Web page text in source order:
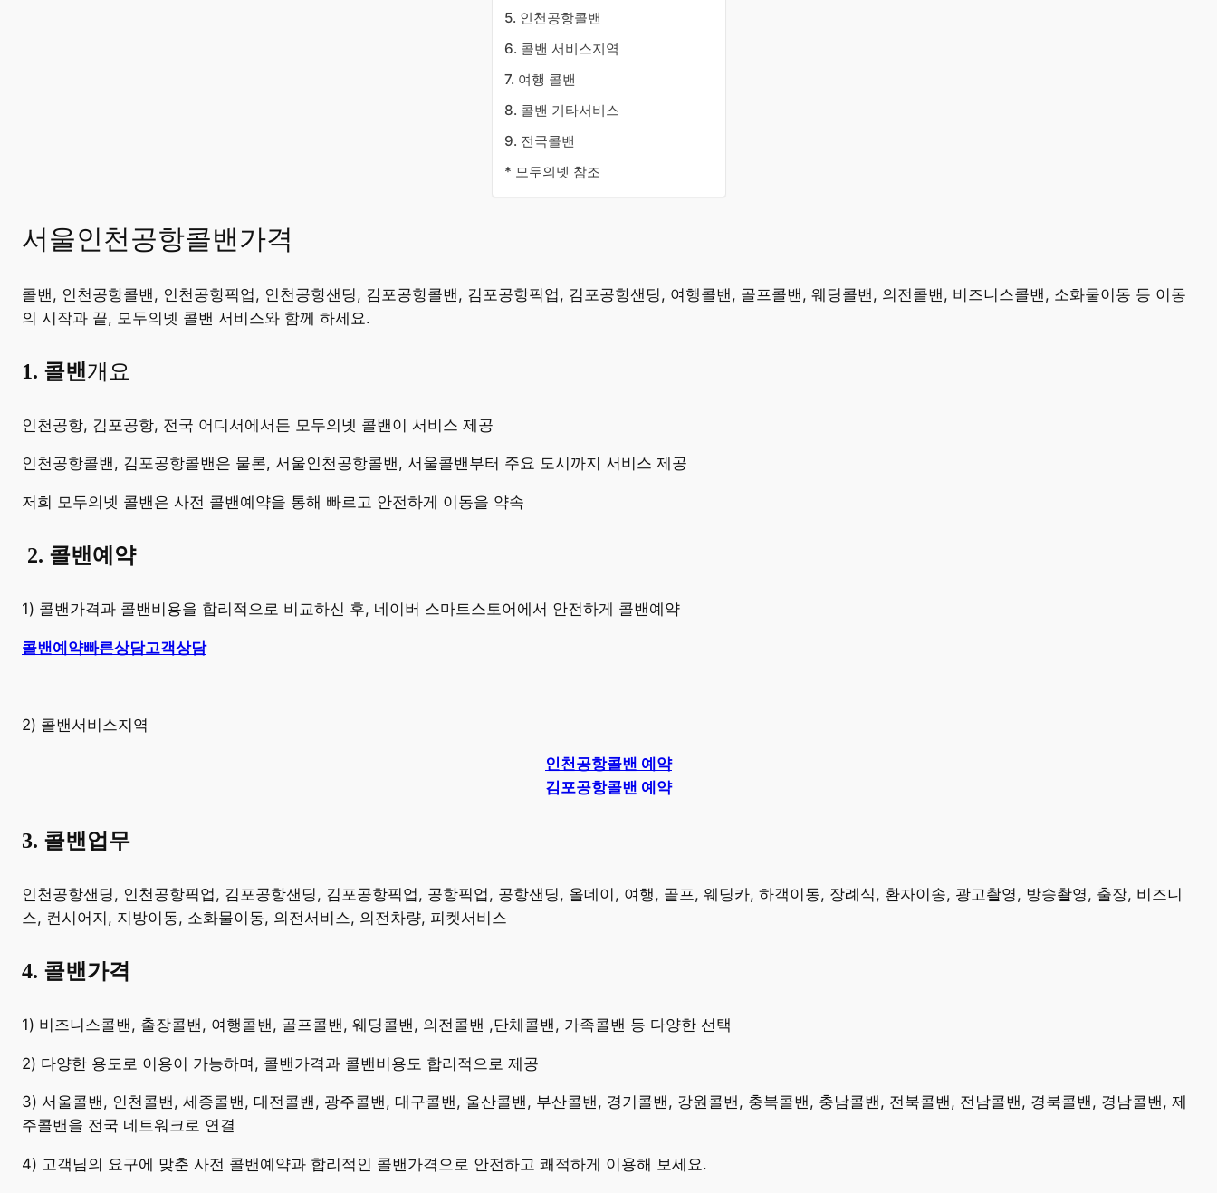
5. 인천공항콜밴
6. 콜밴 서비스지역
7. 여행 콜밴
8. 콜밴 기타서비스
9. 전국콜밴
* 모두의넷 참조
서울인천공항콜밴가격
콜밴, 인천공항콜밴, 인천공항픽업, 인천공항샌딩, 김포공항콜밴, 김포공항픽업, 김포공항샌딩, 여행콜밴, 골프콜밴, 웨딩콜밴, 의전콜밴, 비즈니스콜밴, 소화물이동 등 이동
의 시작과 끝, 모두의넷 콜밴 서비스와 함께 하세요.
​1. 콜밴개요
​인천공항, 김포공항, 전국 어디서에서든 모두의넷 콜밴이 서비스 제공
인천공항콜밴, 김포공항콜밴은 물론, 서울인천공항콜밴, 서울콜밴부터 주요 도시까지 서비스 제공
저희 모두의넷 콜밴은 사전 콜밴예약을 통해 빠르고 안전하게 이동을 약속
2. 콜밴예약
1) 콜밴가격과 콜밴비용을 합리적으로 비교하신 후, 네이버 스마트스토어에서 안전하게 콜밴예약
콜밴예약빠른상담고객상담
2) 콜밴서비스지역
인천공항콜밴 예약
김포공항콜밴 예약
3. 콜밴업무
​인천공항샌딩, 인천공항픽업, 김포공항샌딩, 김포공항픽업, 공항픽업, 공항샌딩, 올데이, 여행, 골프, 웨딩카, 하객이동, 장례식, 환자이송, 광고촬영, 방송촬영, 출장, 비즈니
스, 컨시어지, 지방이동, 소화물이동, 의전서비스, 의전차량, 피켓서비스
4. 콜밴가격
​1) 비즈니스콜밴, 출장콜밴, 여행콜밴, 골프콜밴, 웨딩콜밴, 의전콜밴 ,단체콜밴, 가족콜밴 등 다양한 선택
2) 다양한 용도로 이용이 가능하며, 콜밴가격과 콜밴비용도 합리적으로 제공
3) 서울콜밴, 인천콜밴, 세종콜밴, 대전콜밴, 광주콜밴, 대구콜밴, 울산콜밴, 부산콜밴, 경기콜밴, 강원콜밴, 충북콜밴, 충남콜밴, 전북콜밴, 전남콜밴, 경북콜밴, 경남콜밴, 제
주콜밴을 전국 네트워크로 연결
4) 고객님의 요구에 맞춘 사전 콜밴예약과 합리적인 콜밴가격으로 안전하고 쾌적하게 이용해 보세요.